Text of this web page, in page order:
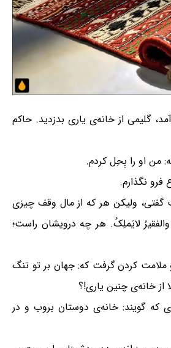
گلیمی از خانه‌ی یاری بدزدید. حاکم
من او را بِحِل کردم.
نگذارم.
ولیکن هر که از مال وقف چیزی
لایَملِکُ. هر چه درویشان راست؛
کردن گرفت که: جهان بر تو تنگ
از خانه‌ی چنین یاری!؟
که گویند: خانه‌ی دوستان بروب و در